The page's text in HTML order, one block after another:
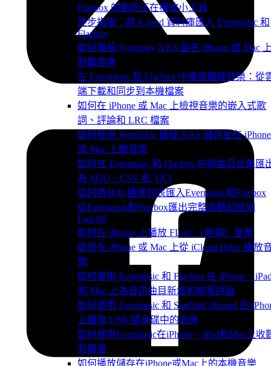
Flacbox 的動態正在播放小工具
逐步指南：將 iCloud 資料庫匯入 Evermusic 和
Flacbox
如何連接 Synology NAS 並在 iPhone 或 Mac
聆聽音樂
在 Evermusic 和 Flacbox 中播放離線音樂：從
端下載和同步到本機檔案
如何在 iPhone 或 Mac 上檢視音樂的嵌入式歌
詞、評論和 LRC 檔案
如何使用 WebDAV 連接 NAS 儲存並在 iPhone
或 Mac 上聽音樂
如何在 Evermusic 和 Flacbox 中將曲目合集匯
為 M3U、CSV 和 TXT
如何將M3U播放列表匯入Evermusic和Flacbox
從Evermusic和Flacbox匯出完整收聽記錄到
Last.fm
如何在 iPhone 上播放 FLAC（無損）音樂
如何在 iPhone 或 Mac 上從 iCloud Drive 播放
樂
如何使用 Evermusic 和 Flacbox 在 iPhone、
和 Mac 上為音訊曲目新增和檢視評論
如何使用 Evermusic 和 SanDisk iXpand 在
上播放 USB 隨身碟中的音樂
如何使用Evermusic在iPhone、iPad和Mac上收
有聲書
如何播放儲存在iPhone或Mac上的本機音樂